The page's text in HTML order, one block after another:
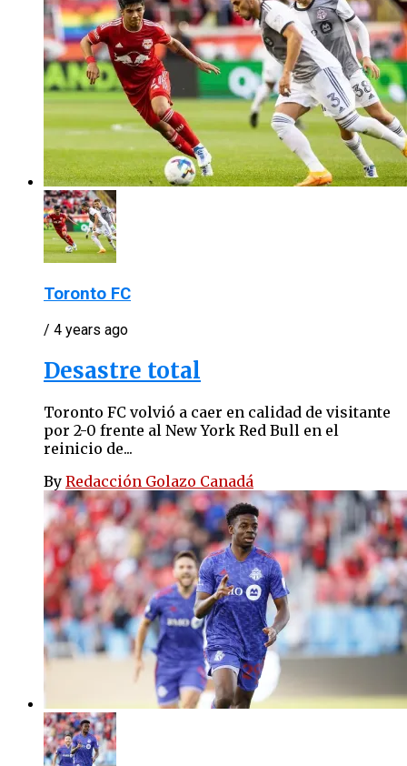
Toronto FC
/ 4 years ago
Desastre total
Toronto FC volvió a caer en calidad de visitante
por 2-0 frente al New York Red Bull en el
reinicio de...
By Redacción Golazo Canadá